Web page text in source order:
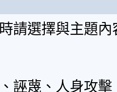
請選擇與主題
誣蔑、人身攻